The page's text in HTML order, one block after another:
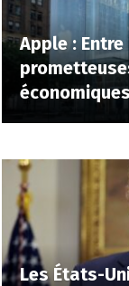
Apple :
économiques
Les États-